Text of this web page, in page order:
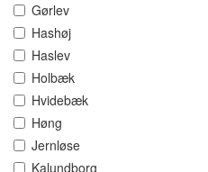
Gørlev
Hashøj
Haslev
Holbæk
Hvidebæk
Høng
Jernløse
Kalundborg